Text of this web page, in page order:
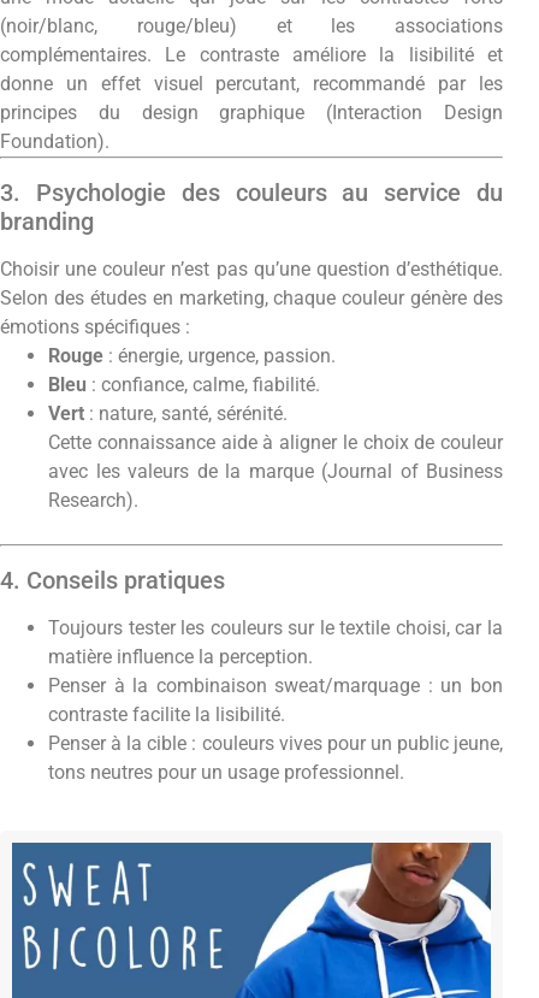
(noir/blanc, rouge/bleu) et les associations
complémentaires. Le contraste améliore la lisibilité et
donne un effet visuel percutant, recommandé par les
principes du design graphique ( Interaction Design
Foundation).
3. Psychologie des couleurs au service du
branding
Choisir une couleur n’est pas qu’une question d’esthétique.
Selon des études en marketing, chaque couleur génère des
émotions spécifiques :
Rouge : énergie, urgence, passion.
Bleu : confiance, calme, fiabilité.
Vert : nature, santé, sérénité.
Cette connaissance aide à aligner le choix de couleur
avec les valeurs de la marque (Journal of Business
Research).
4. Conseils pratiques
Toujours tester les couleurs sur le textile choisi, car la
matière influence la perception.
Penser à la combinaison sweat/marquage : un bon
contraste facilite la lisibilité.
Penser à la cible : couleurs vives pour un public jeune,
tons neutres pour un usage professionnel.